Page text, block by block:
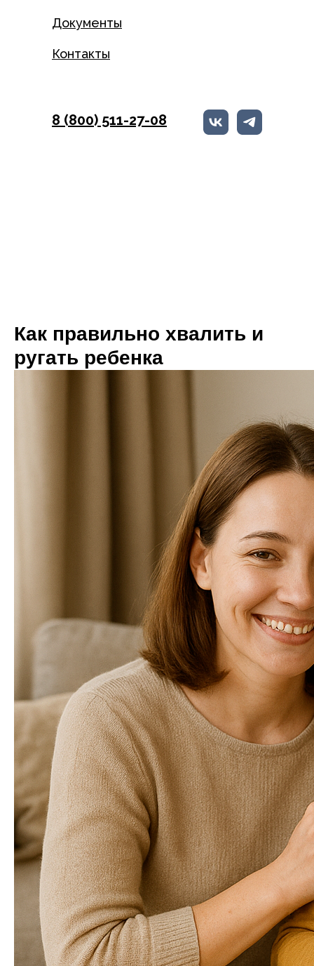
Контакты
Документы
8 (800) 511-27-08
Как правильно хвалить и
ругать ребенка